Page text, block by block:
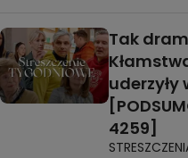
Tak
4259]